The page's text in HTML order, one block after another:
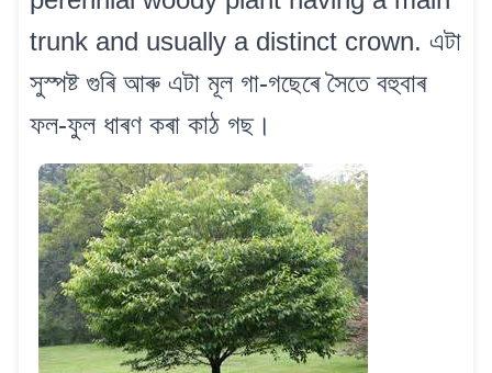
trunk and usually a distinct crown. এটা
সুস্পষ্ট গুৰি আৰু এটা মূল গা-গছেৰে সৈতে বহুবাৰ
ফল-ফুল ধাৰণ কৰা কাঠ গছ।